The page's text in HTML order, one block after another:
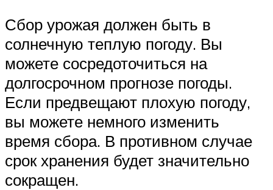
Сбор урожая должен быть в
солнечную теплую погоду. Вы
можете сосредоточиться на
долгосрочном прогнозе погоды.
Если предвещают плохую погоду,
вы можете немного изменить
время сбора. В противном случае
срок хранения будет значительно
сокращен.